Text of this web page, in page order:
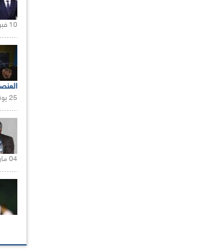
10 فبراير 2021 |
25 يونيو 2021 |
04 مارس 2020 |